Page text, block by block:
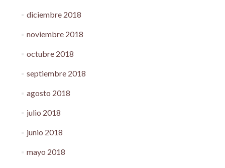
diciembre 2018
noviembre 2018
octubre 2018
septiembre 2018
agosto 2018
julio 2018
junio 2018
mayo 2018